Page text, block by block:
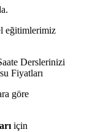
eğitimlerimiz
Derslerinizi
Fiyatları
göre
için